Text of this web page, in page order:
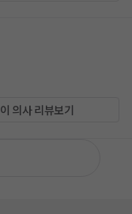
이 의사 리뷰보기